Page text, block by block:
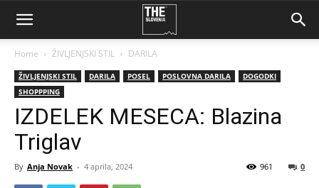
Home ŽIVLJENJSKI STIL DARILA
ŽIVLJENJSKI STIL DARILA POSEL POSLOVNA DARILA
DOGODKI
SHOPPPING
IZDELEK MESECA: Blazina
Triglav
By Anja Novak - 4 aprila, 2024 0
961